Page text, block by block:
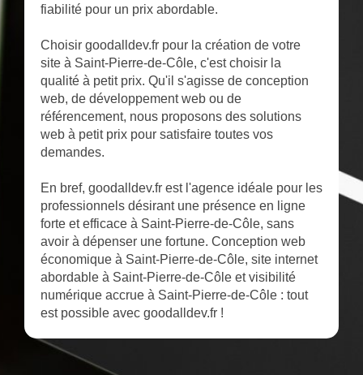
fiabilité pour un prix abordable.
Choisir goodalldev.fr pour la création de votre
site à Saint-Pierre-de-Côle, c'est choisir la
qualité à petit prix. Qu'il s'agisse de conception
web, de développement web ou de
référencement, nous proposons des solutions
web à petit prix pour satisfaire toutes vos
demandes.
En bref, goodalldev.fr est l'agence idéale pour les
professionnels désirant une présence en ligne
forte et efficace à Saint-Pierre-de-Côle, sans
avoir à dépenser une fortune. Conception web
économique à Saint-Pierre-de-Côle, site internet
abordable à Saint-Pierre-de-Côle et visibilité
numérique accrue à Saint-Pierre-de-Côle : tout
est possible avec goodalldev.fr !